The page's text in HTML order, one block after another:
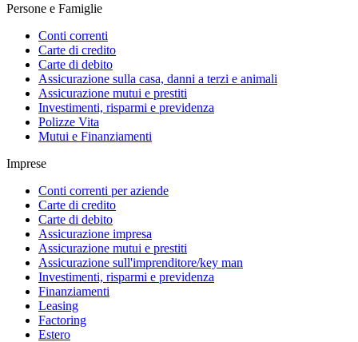
Persone e Famiglie
Conti correnti
Carte di credito
Carte di debito
Assicurazione sulla casa, danni a terzi e animali
Assicurazione mutui e prestiti
Investimenti, risparmi e previdenza
Polizze Vita
Mutui e Finanziamenti
Imprese
Conti correnti per aziende
Carte di credito
Carte di debito
Assicurazione impresa
Assicurazione mutui e prestiti
Assicurazione sull'imprenditore/key man
Investimenti, risparmi e previdenza
Finanziamenti
Leasing
Factoring
Estero